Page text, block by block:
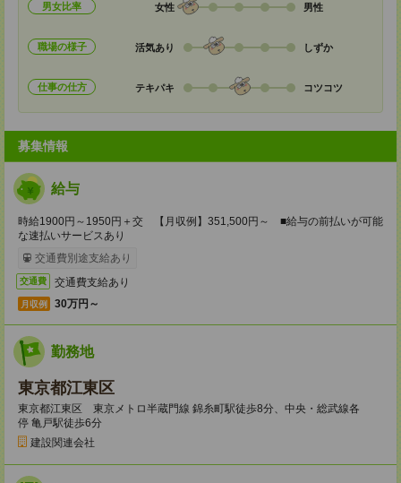
男女比率 女性 男性
職場の様子 活気あり しずか
仕事の仕方 テキパキ コツコツ
募集情報
給与
時給1900円～1950円＋交 【月収例】351,500円～ ■給与の前払いが可能
な速払いサービスあり
交通費別途支給あり
交通費 交通費支給あり
月収例 30万円～
勤務地
東京都江東区
東京都江東区 東京メトロ半蔵門線 錦糸町駅徒歩8分、中央・総武線各
停 亀戸駅徒歩6分
建設関連会社